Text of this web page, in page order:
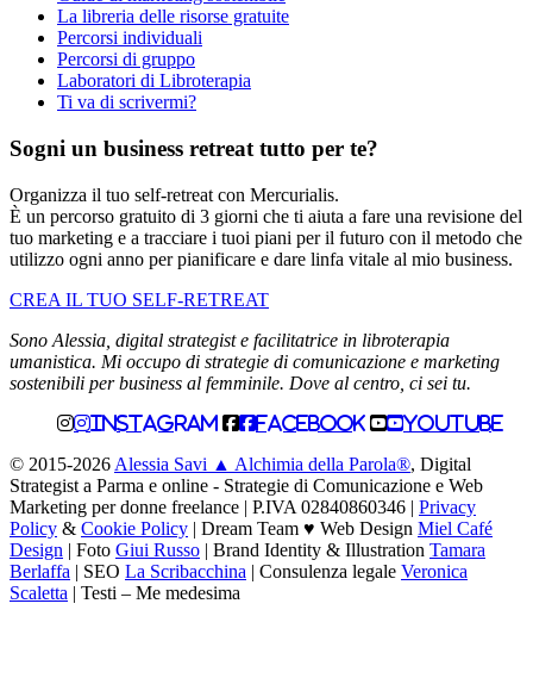
La libreria delle risorse gratuite
Percorsi individuali
Percorsi di gruppo
Laboratori di Libroterapia
Ti va di scrivermi?
Sogni un business retreat tutto per te?
Organizza il tuo self-retreat con Mercurialis.
È un percorso gratuito di 3 giorni che ti aiuta a fare una revisione del
tuo marketing e a tracciare i tuoi piani per il futuro con il metodo che
utilizzo ogni anno per pianificare e dare linfa vitale al mio business.
CREA IL TUO SELF-RETREAT
Sono Alessia, digital strategist e facilitatrice in libroterapia
umanistica. Mi occupo di strategie di comunicazione e marketing
sostenibili per business al femminile. Dove al centro, ci sei tu.
Instagram Facebook Youtube
© 2015-2026 Alessia Savi ▲ Alchimia della Parola®, Digital
Strategist a Parma e online - Strategie di Comunicazione e Web
Marketing per donne freelance | P.IVA 02840860346 | Privacy
Policy & Cookie Policy | Dream Team ♥ Web Design Miel Café
Design | Foto Giui Russo | Brand Identity & Illustration Tamara
Berlaffa | SEO La Scribacchina | Consulenza legale Veronica
Scaletta | Testi – Me medesima